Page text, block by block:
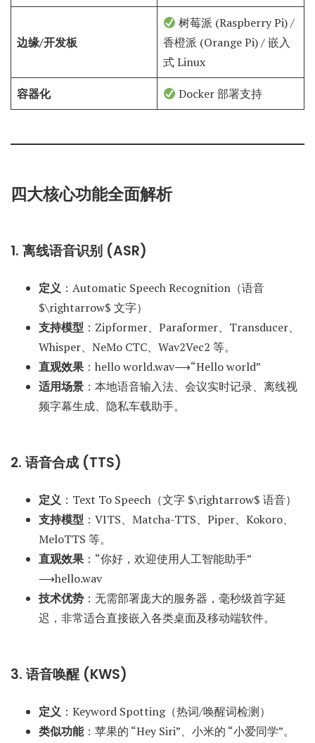
边缘/开发板
树莓派 (Raspberry Pi) /
香橙派 (Orange Pi) / 嵌入
式 Linux
容器化 Docker 部署支持
四大核心功能全面解析
1. 离线语音识别 (ASR)
定义 ：Automatic Speech Recognition（语音
$\rightarrow$ 文字）
支持模型 ：Zipformer、Paraformer、Transducer、
Whisper、NeMo CTC、Wav2Vec2 等。
直观效果 ： hello world.wav⟶“Hello world”
适用场景 ：本地语音输入法、会议实时记录、离线视
频字幕生成、隐私车载助手。
2. 语音合成 (TTS)
定义 ：Text To Speech（文字 $\rightarrow$ 语音）
支持模型 ：VITS、Matcha-TTS、Piper、Kokoro、
MeloTTS 等。
直观效果 ： “你好，欢迎使用人工智能助手”
⟶hello.wav
技术优势 ：无需部署庞大的服务器，毫秒级首字延
迟，非常适合直接嵌入各类桌面及移动端软件。
3. 语音唤醒 (KWS)
定义 ：Keyword Spotting（热词/唤醒词检测）
类似功能：苹果的 “Hey Siri”、小米的 “小爱同学”。